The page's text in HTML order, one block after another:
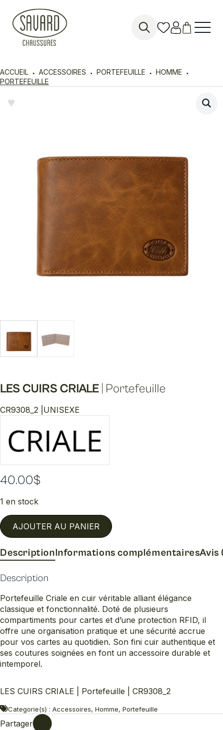
ACCUEIL ACCESSOIRES PORTEFEUILLE
HOMME
PORTEFEUILLE
♥︎
LES CUIRS CRIALE Portefeuille
CR9308_2 | UNISEXE
40.00$
1 en stock
AJOUTER AU PANIER
DescriptionInformations complémentairesAvis
Description
Portefeuille Criale en cuir véritable alliant élégance
classique et fonctionnalité. Doté de plusieurs
compartiments pour cartes et d’une protection RFID, il
offre une organisation pratique et une sécurité accrue
pour vos cartes au quotidien. Son fini cuir authentique et
ses coutures soignées en font un accessoire durable et
intemporel.
LES CUIRS CRIALE | Portefeuille | CR9308_2
Categorie(s) : Accessoires, Homme, Portefeuille
Partager